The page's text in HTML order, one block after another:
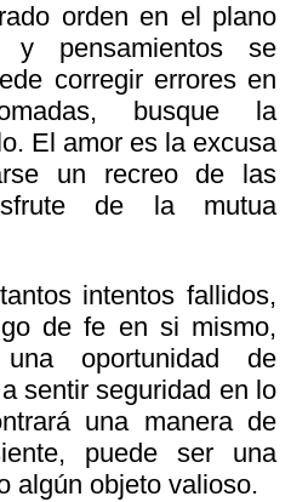
orden en el plano
y pensamientos se
corregir errores en
busque la
El amor es la excusa
un recreo de las
de la mutua
intentos fallidos,
de fe en si mismo,
oportunidad de
sentir seguridad en lo
una manera de
puede ser una
algún objeto valioso.